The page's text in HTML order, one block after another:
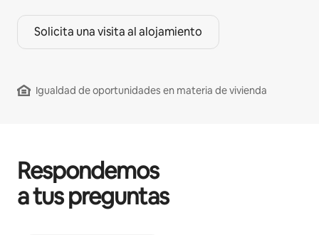
Solicita una visita al alojamiento
Igualdad de oportunidades en materia de vivienda
Respondemos
a tus preguntas